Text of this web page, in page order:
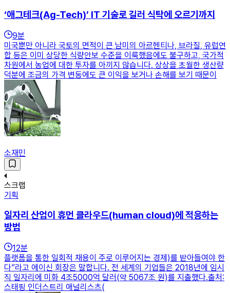
‘애그테크(Ag-Tech)’ IT 기술로 길러 식탁에 오르기까지
9분
미국뿐만 아니라 국토의 면적이 큰 남미의 아르헨티나, 브라질, 유럽연
합 등은 이미 상당한 식량안보 수준을 이룩했음에도 불구하고, 국가적
차원에서 농업에 대한 투자를 아끼지 않습니다. 상상을 초월한 생산량
덕분에 조금의 가격 변동에도 큰 이익을 보거나 손해를 보기 때문이
소재민
스크랩
기획
일자리 산업이 휴먼 클라우드(human cloud)에 적응하는
방법
12분
플랫폼을 통한 일회적 채용이 주로 이루어지는 경제)를 받아들여야 한
다”라고 에이신 회장은 말합니다. 전 세계의 기업들은 2018년에 임시
직 일자리에 미화 4조5000억 달러(약 5067조 원)를 지출했다.출처:
스태핑 인더스트리 애널리스츠(